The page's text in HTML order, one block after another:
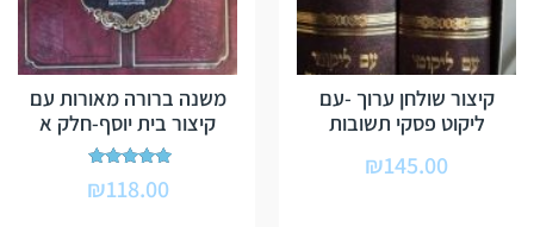
קיצור שולחן ערוך -עם
ליקוט פסקי תשובות
₪145.00
משנה ברורה מאורות עם
קיצור בית יוסף-חלק א
דורג
5.00
₪118.00